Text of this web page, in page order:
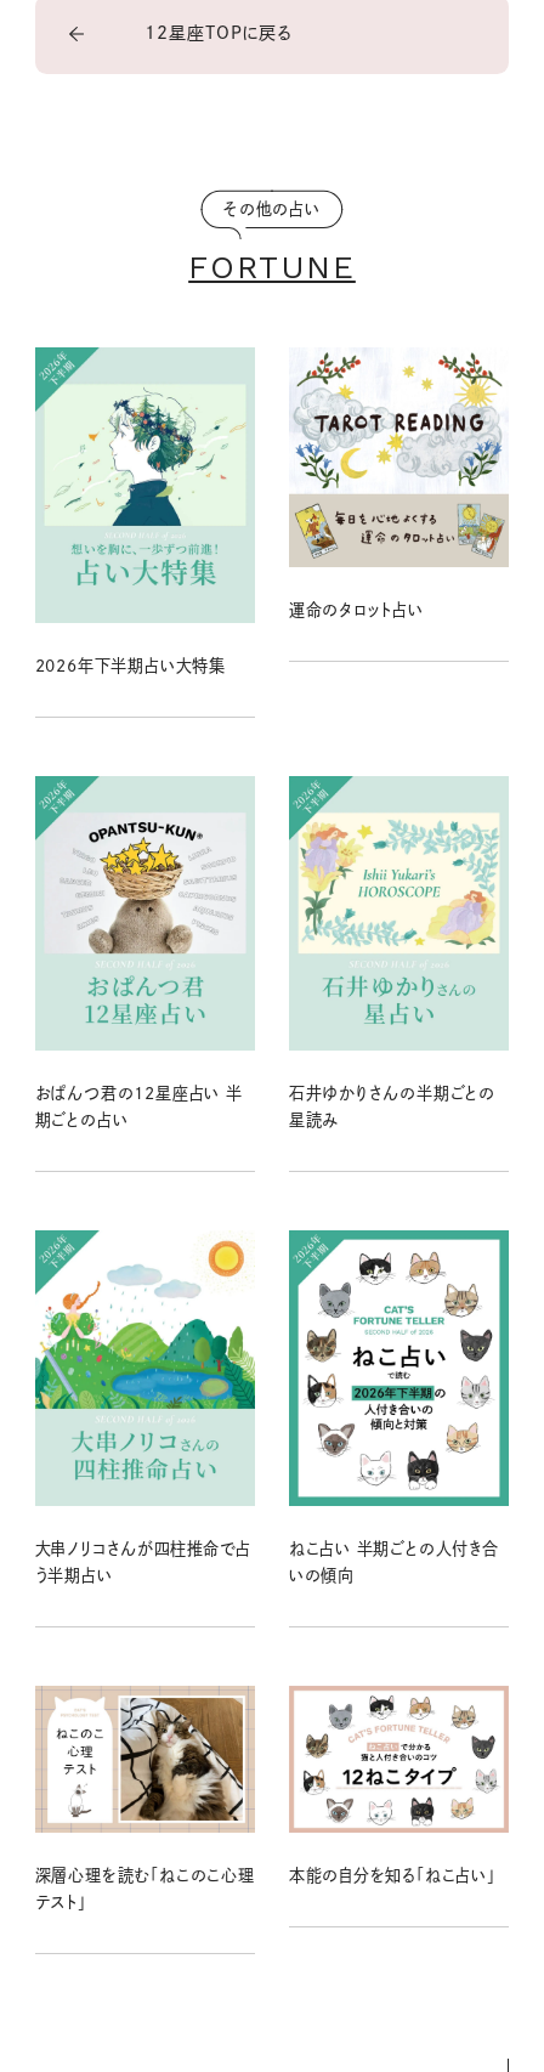
12星座TOPに戻る
その他の占い
FORTUNE
2026年下半期占い大特集
運命のタロット占い
おぱんつ君の12星座占い 半
期ごとの占い
石井ゆかりさんの半期ごとの
星読み
大串ノリコさんが四柱推命で占
う半期占い
ねこ占い 半期ごとの人付き合
いの傾向
深層心理を読む「ねこのこ心理
テスト」
本能の自分を知る「ねこ占い」